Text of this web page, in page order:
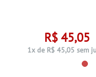
R$ 45,05
1x de R$ 45,05 sem